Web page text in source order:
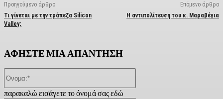
Προηγούμενο άρθρο
Τι γίνεται με την τράπεζα Silicon
Valley;
Επόμενο άρθρο
Η αντιπολίτευση του κ. Μαραβέγια
ΑΦΗΣΤΕ ΜΙΑ ΑΠΑΝΤΗΣΗ
παρακαλώ εισάγετε το όνομά σας εδώ